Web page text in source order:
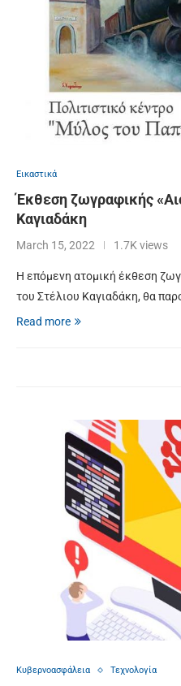
Εικαστικά
Έκθεση ζωγραφικής
Καγιαδάκη
March 15, 2022 1.7K views
Η επόμενη ατομική έκθεση
του Στέλιου Καγιαδάκη, θα
Read more
Κυβερνοασφάλεια Τεχνολογία